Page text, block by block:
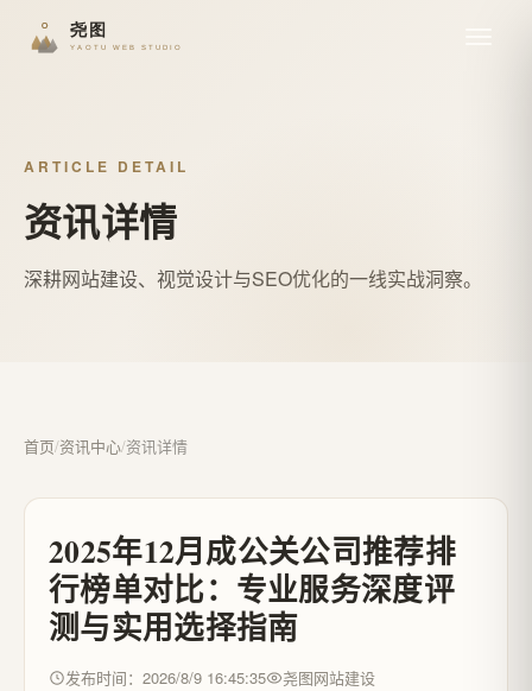
ARTICLE DETAIL
资讯详情
深耕网站建设、视觉设计与SEO优化的一线实战洞察。
首页/资讯中心/资讯详情
2025年12月成公关公司推荐排
行榜单对比：专业服务深度评
测与实用选择指南
发布时间：2026/8/9 16:45:35 尧图网站建设